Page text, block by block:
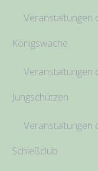
Veranstaltungen
Königswache
Veranstaltungen
Jungschützen
Veranstaltungen
Schießclub